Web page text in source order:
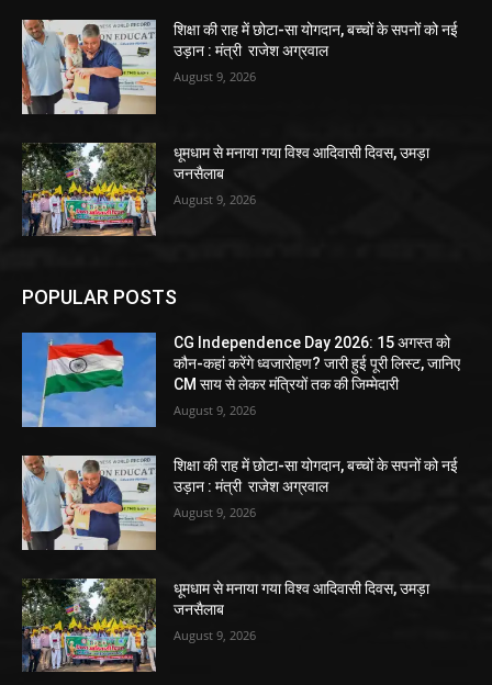
शिक्षा की राह में छोटा-सा योगदान, बच्चों के सपनों को नई
उड़ान : मंत्री राजेश अग्रवाल
August 9, 2026
धूमधाम से मनाया गया विश्व आदिवासी दिवस, उमड़ा
जनसैलाब
August 9, 2026
POPULAR POSTS
CG Independence Day 2026: 15 अगस्त को
कौन-कहां करेंगे ध्वजारोहण? जारी हुई पूरी लिस्ट, जानिए
CM साय से लेकर मंत्रियों तक की जिम्मेदारी
August 9, 2026
शिक्षा की राह में छोटा-सा योगदान, बच्चों के सपनों को नई
उड़ान : मंत्री राजेश अग्रवाल
August 9, 2026
धूमधाम से मनाया गया विश्व आदिवासी दिवस, उमड़ा
जनसैलाब
August 9, 2026